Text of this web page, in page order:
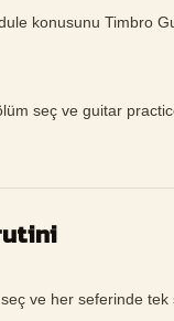
konusunu Timbro
seç ve guitar
ve her seferinde tek